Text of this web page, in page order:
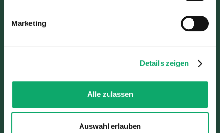
Marketing
Details zeigen
Alle zulassen
Auswahl erlauben